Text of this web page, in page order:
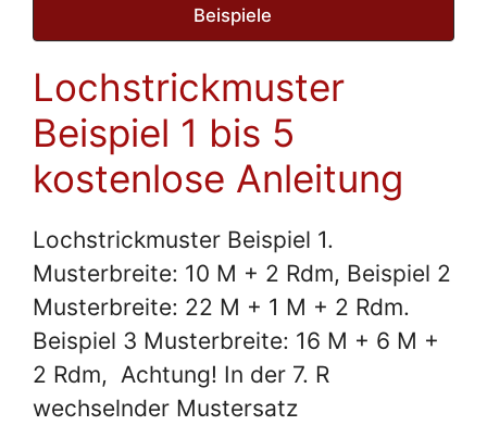
Beispiele
Lochstrickmuster
Beispiel 1 bis 5
kostenlose Anleitung
Lochstrickmuster Beispiel 1.
Musterbreite: 10 M + 2 Rdm, Beispiel 2
Musterbreite: 22 M + 1 M + 2 Rdm.
Beispiel 3 Musterbreite: 16 M + 6 M +
2 Rdm, Achtung! In der 7. R
wechselnder Mustersatz